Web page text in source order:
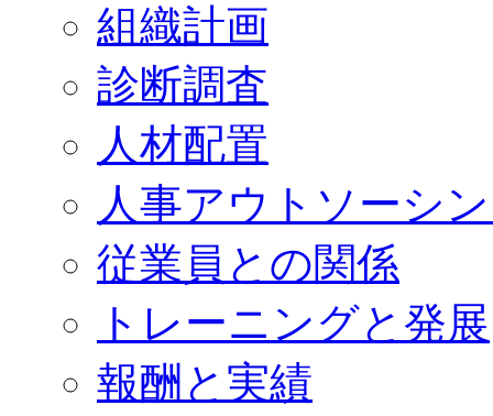
組織計画
診断調査
人材配置
人事アウトソーシ
従業員との関係
トレーニングと発展
報酬と実績